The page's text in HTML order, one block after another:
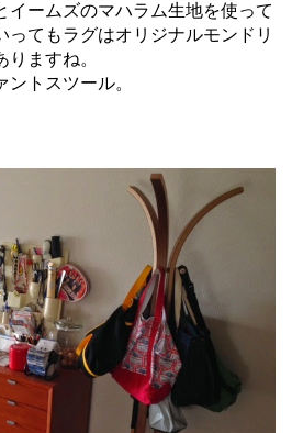
イームズのマハラム生地を使って
ってもラグはオリジナルモンドリ
ますね。
トスツール。